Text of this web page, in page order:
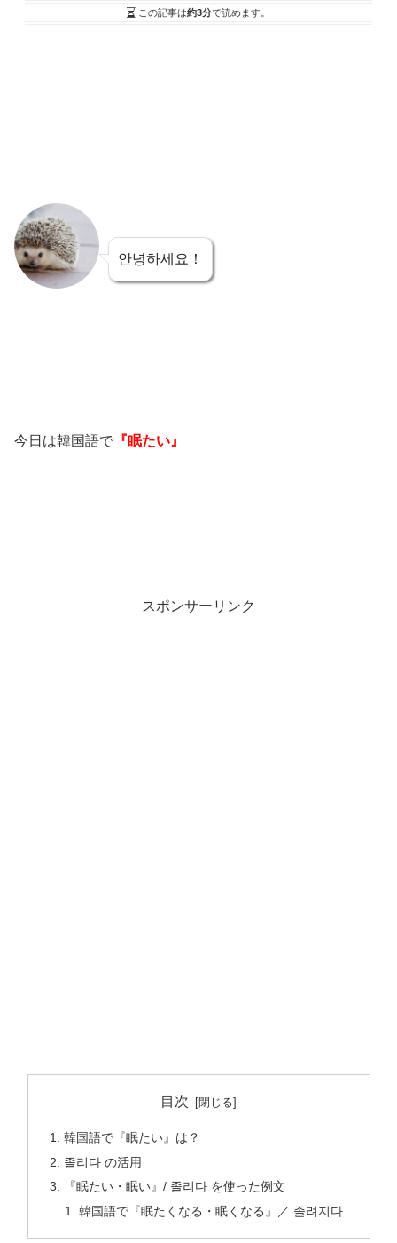
この記事は約3分で読めます。
안녕하세요！
今日は韓国語で 『眠たい』
スポンサーリンク
目次
韓国語で『眠たい』は？
졸리다 の活用
『眠たい・眠い』/ 졸리다 を使った例文
韓国語で『眠たくなる・眠くなる』／ 졸려지다